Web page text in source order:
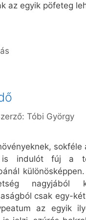
az egyik pöfeteg
Tóbi György
sokféle
is indulót fúj a
nagyjából
csak egy-
az egyik